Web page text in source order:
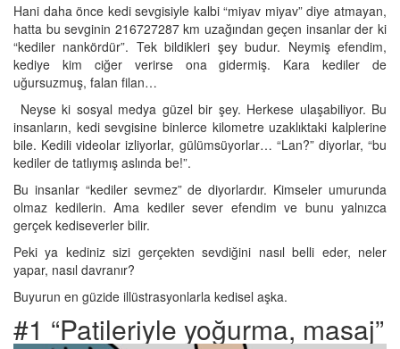
Hani daha önce kedi sevgisiyle kalbi “miyav miyav” diye atmayan,
hatta bu sevginin 216727287 km uzağından geçen insanlar der ki
“kediler nankördür”. Tek bildikleri şey budur. Neymiş efendim,
kediye kim ciğer verirse ona gidermiş. Kara kediler de
uğursuzmuş, falan filan…
Neyse ki sosyal medya güzel bir şey. Herkese ulaşabiliyor. Bu
insanların, kedi sevgisine binlerce kilometre uzaklıktaki kalplerine
bile. Kedili videolar izliyorlar, gülümsüyorlar… “Lan?” diyorlar, “bu
kediler de tatlıymış aslında be!”.
Bu insanlar “kediler sevmez” de diyorlardır. Kimseler umurunda
olmaz kedilerin. Ama kediler sever efendim ve bunu yalnızca
gerçek kediseverler bilir.
Peki ya kediniz sizi gerçekten sevdiğini nasıl belli eder, neler
yapar, nasıl davranır?
Buyurun en güzide illüstrasyonlarla kedisel aşka.
#1 “Patileriyle yoğurma, masaj”